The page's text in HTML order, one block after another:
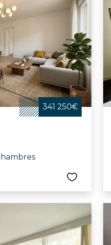
atteintes d'un cancer
de l'année des
et la semaine
le Palais des
un cadre idéal pour ceux
341 250€